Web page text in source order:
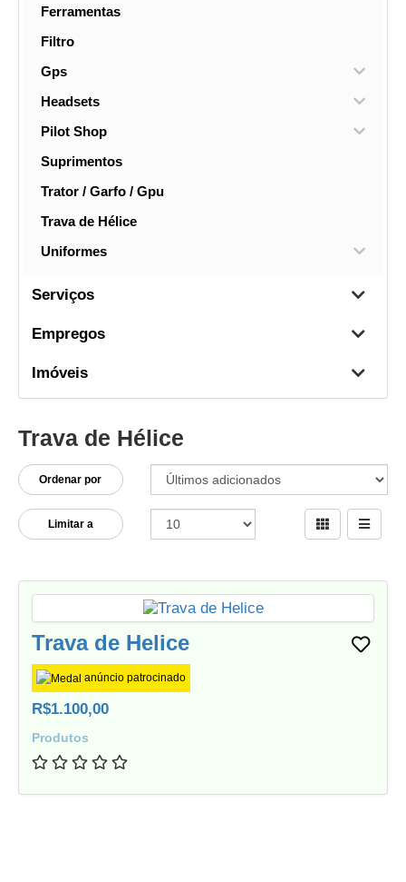
Ferramentas
Filtro
Gps
Headsets
Pilot Shop
Suprimentos
Trator / Garfo / Gpu
Trava de Hélice
Uniformes
Serviços
Empregos
Imóveis
Trava de Hélice
Ordenar por
Limitar a
Trava de Helice
anúncio patrocinado
R$1.100,00
Produtos